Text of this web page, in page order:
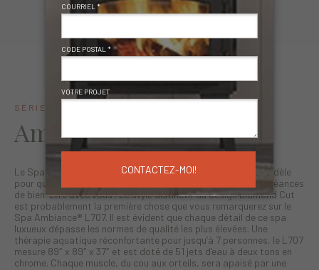
SÉRIE AMBIANCE
Ambiance Spa L707
Le Spa de détente Ambiance® L707 est notre plus grand modèle
pour que vos amis et votre famille puissent profiter de vos séances
de bien-être avec vous ! Le style distinctif du design Diamond Cut
est probablement la première chose que vous remarquerez sur le
Spa Ambiance® L707. Il est évident que chaque détail de ce spa
luxueux dépasse les normes de qualité les plus élevées. Une
thérapie aquatique réconfortante pour jusqu’à 7 personnes, le L707
mesure 89″ x 89″ x 37″ et est doté de 51 jets d’eau à deux tons en
chrome. Chaque muscle, du cou aux orteils, sera apaisé par une